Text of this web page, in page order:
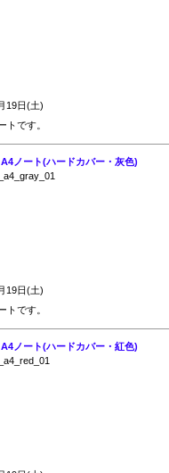
19日(土)
トです。
ノート(ハードカバー・灰色)
19日(土)
トです。
ノート(ハードカバー・紅色)